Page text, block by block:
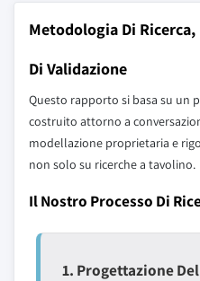
Metodologia Di
Di Validazione
Questo rapporto si basa su un
costruito attorno a
modellazione proprietaria e
non solo su ricerche a tavolino.
Il Nostro Processo Di
1. Progettazione